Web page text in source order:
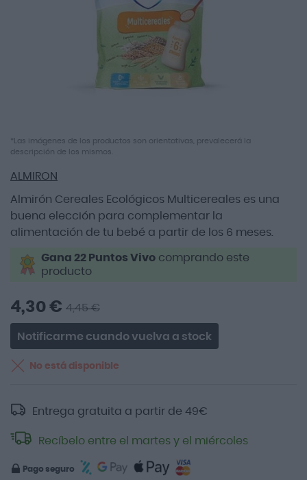
Saltar
al
de
la
de
imágenes
*Las imágenes de los productos son orientativas, prevalecerá la
descripción de los mismos.
ALMIRON
Almirón Cereales Ecológicos Multicereales es una
buena elección para complementar la
alimentación de tu bebé a partir de los 6 meses.
Gana 22 Puntos Vivo comprando este
producto
4,30 € 4,45 €
Notificarme cuando vuelva a stock
No está disponible
Entrega gratuita a partir de 49€
Recíbelo entre el martes y el miércoles
Pago seguro